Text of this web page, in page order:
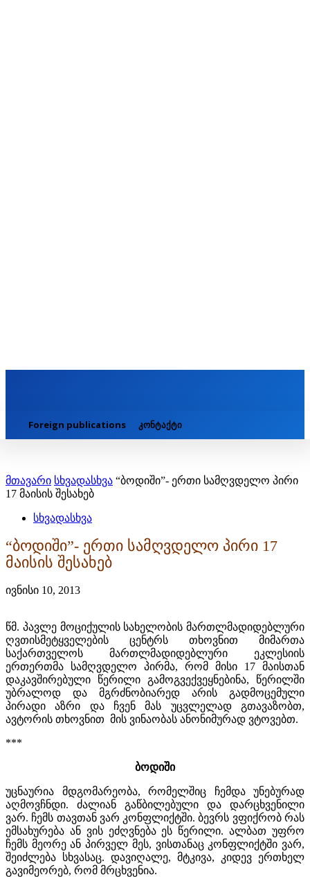
Foreign publications კონტაქტი
მთავარი სხვადასხვა “ბოდიში”- ერთი სამღვდელო პირი
17 მაისის შესახებ
სხვადასხვა
“ბოდიში”- ერთი სამღვდელო პირი 17
მაისის შესახებ
ივნისი 10, 2013
წმ. პავლე მოციქულის სახელობის მართლმადიდებლური
ღვთისმეტყველების ცენტრს თხოვნით მიმართა
საქართველოს მართლმადიდებლური ეკლესიის
ერთერთმა სამღვდელო პირმა, რომ მისი 17 მაისთან
დაკავშირებული წერილი გამოგვექვეყნებინა, წერილში
უბრალოდ და მგრძნობიარედ არის გადმოცემული
პირადი აზრი და ჩვენ მას უცვლელად გთავაზობთ,
ავტორის თხოვნით მის ვინაობას ანონიმურად ვტოვებთ.
***
ბოდიში
უცნაურია მდგომარეობა, რომელშიც ჩემდა უნებურად
აღმოვჩნდი. ძალიან გაწბილებული და დარცხვენილი
ვარ. ჩემს თავთან ვარ კონფლიქტში. ბევრს ვფიქრობ რას
ემსახურება ან ვის ეძღვნება ეს წერილი. ალბათ უფრო
ჩემს მეორე ან პირველ მეს, ვისთანაც კონფლიქტში ვარ,
შეიძლება სხვასაც. დავიღალე, მტკივა, კიდევ ერთხელ
გავიმეორებ, რომ მრცხვენია.